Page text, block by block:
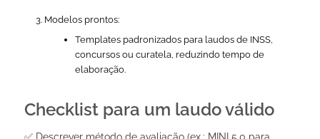
Modelos prontos:
Templates padronizados para laudos de INSS,
concursos ou curatela, reduzindo tempo de
elaboração.
Checklist para um laudo válido